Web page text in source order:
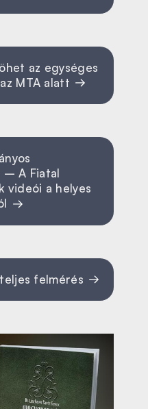
az egységes
MTA alatt
– A Fiatal
videói a helyes
felmérés